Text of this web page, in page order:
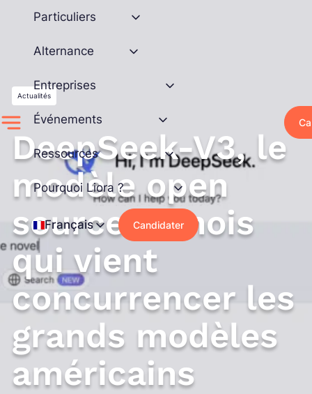
contenu
Particuliers
Alternance
Entreprises
Événements
Ressources
Pourquoi Liora ?
Français Candidater
Actualités
DeepSeek-V3, le
modèle open
source chinois
qui vient
concurrencer les
grands modèles
américains